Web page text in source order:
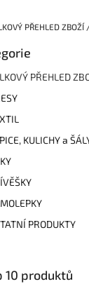
PŘEHLED ZBOŽÍ
PŘEHLED
KULICHY a
PRODUKTY
10 produktů